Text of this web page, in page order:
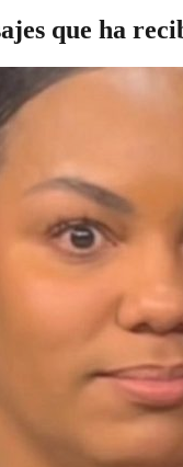
que ha